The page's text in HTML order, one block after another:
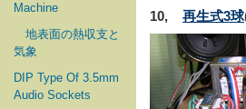
Machine
地表面の熱収支と
気象
DIP Type Of 3.5mm
Audio Sockets
10, 再生式3球